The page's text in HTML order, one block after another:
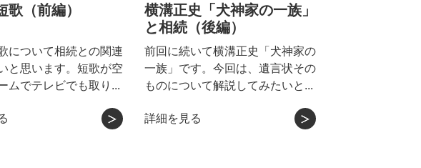
歌（前編）
について相続との関連
と思います。短歌が空
ムでテレビでも取り...
横溝正史「犬神家の一族」
と相続（後編）
前回に続いて横溝正史「犬神家の
一族」です。今回は、遺言状その
ものについて解説してみたいと...
詳細を見る